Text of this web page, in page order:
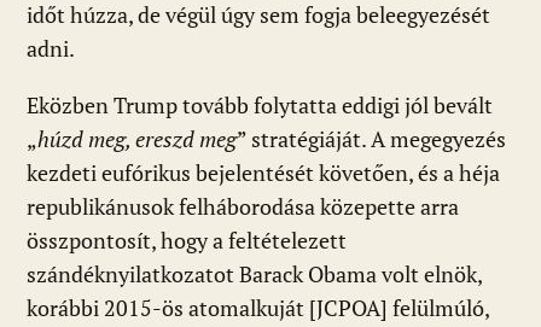
időt húzza, de végül úgy sem fogja beleegyezését
adni.
Eközben Trump tovább folytatta eddigi jól bevált
„húzd meg, ereszd meg” stratégiáját. A megegyezés
kezdeti eufórikus bejelentését követően, és a héja
republikánusok felháborodása közepette arra
összpontosít, hogy a feltételezett
szándéknyilatkozatot Barack Obama volt elnök,
korábbi 2015-ös atomalkuját [JCPOA] felülmúló,